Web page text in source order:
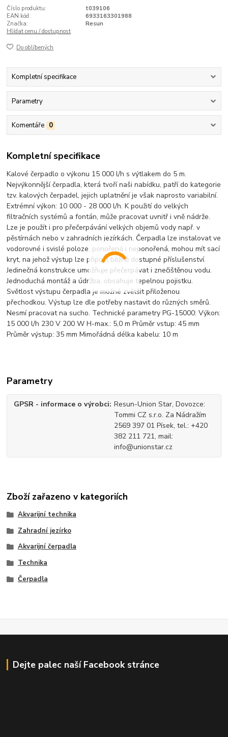
Číslo produktu:
t039106
EAN kód:
6933163301988
Značka:
Resun
Hlídat cenu / dostupnost
Do oblíbených
Kompletní specifikace
Parametry
Komentáře 0
Kompletní specifikace
Kalové čerpadlo o výkonu 15 000 l/h s výtlakem do 5 m.
Nejvýkonnější čerpadla, která tvoří naši nabídku, patří do kategorie
tzv. kalových čerpadel, jejich uplatnění je však naprosto variabilní.
Extrémní výkon: 10 000 - 28 000 l/h. K použití do velkých
filtračních systémů a fontán, může pracovat uvnitř i vně nádrže.
Lze je použít i pro přečerpávání velkých objemů vody např. v
pěstírnách nebo v zahradních jezírkách. Čerpadla lze instalovat ve
vodorovné i svislé poloze, ponořená i neponořená, mohou mít sací
kryt, na jehož výstup lze připojit běžně dostupné příslušenství.
Jedinečná konstrukce umožňuje přečerpávat i znečištěnou vodu.
Jednoduchá montáž a údržba, obsahuje tepelnou pojistku.
Světlost výstupu čerpadla je možné zvětšit přiloženou
přechodkou. Výstup lze dle potřeby nastavit do různých směrů.
Nesmí pracovat na sucho. Technické parametry PG-15000: Výkon:
15 000 l/h 230 V 200 W H-max.: 5,0 m Průměr vstup: 45 mm
Průměr výstup: 35 mm Mimořádná délka kabelu: 10 m
Parametry
GPSR - informace o výrobci Resun-Union Star, Dovozce:
Tommi CZ s.r.o. Za Nádražím
2569 397 01 Písek, tel.: +420
382 211 721, mail:
info@unionstar.cz
Zboží zařazeno v kategoriích
Akvarijní technika
Zahradní jezírko
Akvarijní čerpadla
Technika
Čerpadla
Dejte palec naší Facebook stránce